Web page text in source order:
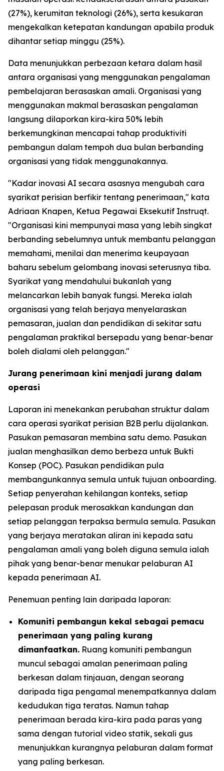
(27%), kerumitan teknologi (26%), serta kesukaran
mengekalkan ketepatan kandungan apabila produk
dihantar setiap minggu (25%).
Data menunjukkan perbezaan ketara dalam hasil
antara organisasi yang menggunakan pengalaman
pembelajaran berasaskan amali. Organisasi yang
menggunakan makmal berasaskan pengalaman
langsung dilaporkan kira-kira 50% lebih
berkemungkinan mencapai tahap produktiviti
pembangun dalam tempoh dua bulan berbanding
organisasi yang tidak menggunakannya.
"Kadar inovasi AI secara asasnya mengubah cara
syarikat perisian berfikir tentang penerimaan," kata
Adriaan Knapen, Ketua Pegawai Eksekutif Instruqt.
"Organisasi kini mempunyai masa yang lebih singkat
berbanding sebelumnya untuk membantu pelanggan
memahami, menilai dan menerima keupayaan
baharu sebelum gelombang inovasi seterusnya tiba.
Syarikat yang mendahului bukanlah yang
melancarkan lebih banyak fungsi. Mereka ialah
organisasi yang telah berjaya menyelaraskan
pemasaran, jualan dan pendidikan di sekitar satu
pengalaman praktikal bersepadu yang benar-benar
boleh dialami oleh pelanggan."
Jurang penerimaan kini menjadi jurang dalam
operasi
Laporan ini menekankan perubahan struktur dalam
cara operasi syarikat perisian B2B perlu dijalankan.
Pasukan pemasaran membina satu demo. Pasukan
jualan menghasilkan demo berbeza untuk Bukti
Konsep (POC). Pasukan pendidikan pula
membangunkannya semula untuk tujuan onboarding.
Setiap penyerahan kehilangan konteks, setiap
pelepasan produk merosakkan kandungan dan
setiap pelanggan terpaksa bermula semula. Pasukan
yang berjaya meratakan aliran ini kepada satu
pengalaman amali yang boleh diguna semula ialah
pihak yang benar-benar menukar pelaburan AI
kepada penerimaan AI.
Penemuan penting lain daripada laporan:
Komuniti pembangun kekal sebagai pemacu
penerimaan yang paling kurang
dimanfaatkan. Ruang komuniti pembangun
muncul sebagai amalan penerimaan paling
berkesan dalam tinjauan, dengan seorang
daripada tiga pengamal menempatkannya dalam
kedudukan tiga teratas. Namun tahap
penerimaan berada kira-kira pada paras yang
sama dengan tutorial video statik, sekali gus
menunjukkan kurangnya pelaburan dalam format
yang paling berkesan.